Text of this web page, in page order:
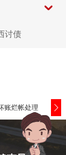
讨债
账烂帐处理